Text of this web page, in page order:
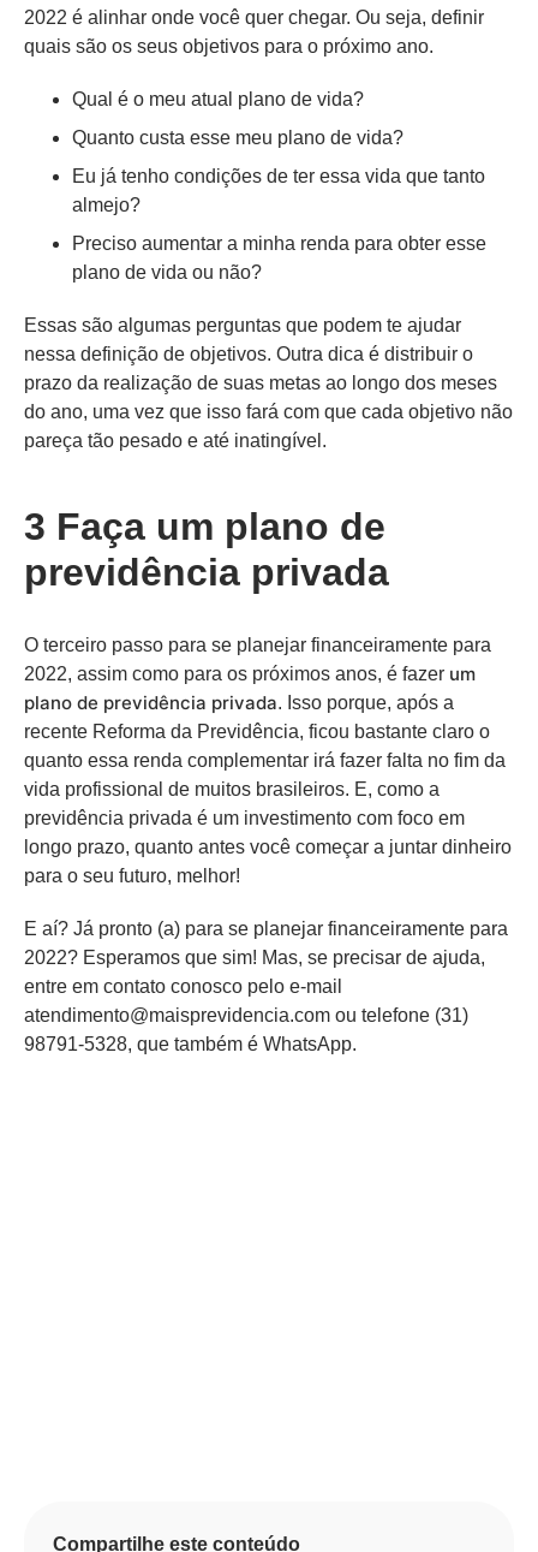
2022 é alinhar onde você quer chegar. Ou seja, definir
quais são os seus objetivos para o próximo ano.
Qual é o meu atual plano de vida?
Quanto custa esse meu plano de vida?
Eu já tenho condições de ter essa vida que tanto
almejo?
Preciso aumentar a minha renda para obter esse
plano de vida ou não?
Essas são algumas perguntas que podem te ajudar
nessa definição de objetivos. Outra dica é distribuir o
prazo da realização de suas metas ao longo dos meses
do ano, uma vez que isso fará com que cada objetivo não
pareça tão pesado e até inatingível.
3 Faça um plano de
previdência privada
O terceiro passo para se planejar financeiramente para
2022, assim como para os próximos anos, é fazer um
plano de previdência privada. Isso porque, após a
recente Reforma da Previdência, ficou bastante claro o
quanto essa renda complementar irá fazer falta no fim da
vida profissional de muitos brasileiros. E, como a
previdência privada é um investimento com foco em
longo prazo, quanto antes você começar a juntar dinheiro
para o seu futuro, melhor!
E aí? Já pronto (a) para se planejar financeiramente para
2022? Esperamos que sim! Mas, se precisar de ajuda,
entre em contato conosco pelo e-mail
atendimento@maisprevidencia.com ou telefone (31)
98791-5328, que também é WhatsApp.
Compartilhe este conteúdo